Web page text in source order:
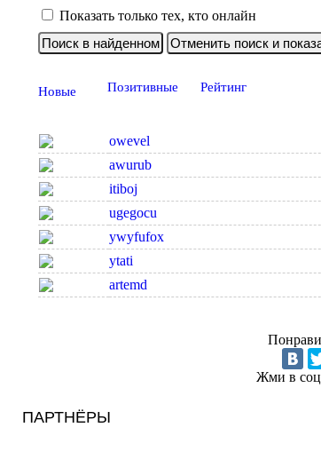
Показать только тех, кто онлайн
Новые Позитивные Рейтинг
owevel
awurub
itiboj
ugegocu
ywyfufox
ytati
artemd
Жми в
ПАРТНЁРЫ